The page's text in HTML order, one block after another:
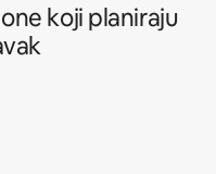
koji planiraju